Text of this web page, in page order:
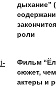
дыхание”
роли
Фильм
сюжет, чем
актеры и